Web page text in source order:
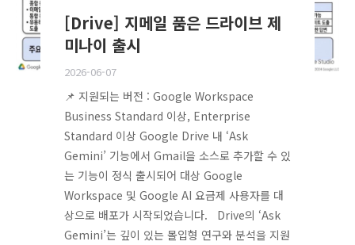
[Drive] 지메일 품은 드라이브 제
미나이 출시
2026-06-07
📌 지원되는 버전 : Google Workspace
Business Standard 이상, Enterprise
Standard 이상 Google Drive 내 ‘Ask
Gemini’ 기능에서 Gmail을 소스로 추가할 수 있
는 기능이 정식 출시되어 대상 Google
Workspace 및 Google AI 요금제 사용자를 대
상으로 배포가 시작되었습니다. Drive의 ‘Ask
Gemini’는 깊이 있는 몰입형 연구와 분석을 지원